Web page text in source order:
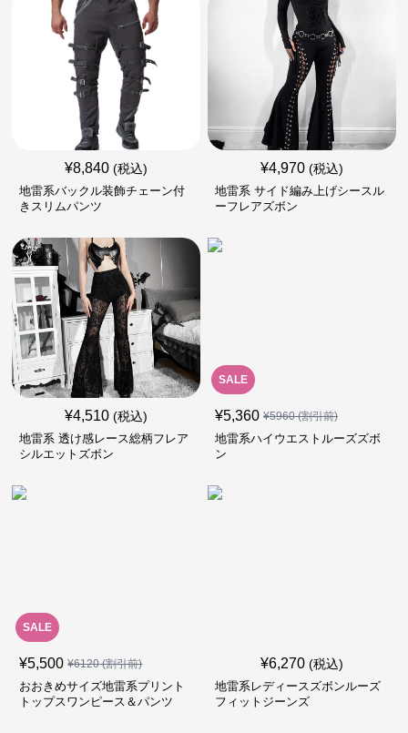
¥8,840 (税込)
地雷系バックル装飾チェーン付
きスリムパンツ
¥4,970 (税込)
地雷系 サイド編み上げシースル
ーフレアズボン
¥4,510 (税込)
地雷系 透け感レース総柄フレア
シルエットズボン
SALE
¥5,360 ¥5960(割引前)
地雷系ハイウエストルーズズボ
ン
SALE
¥5,500 ¥6120(割引前)
おおきめサイズ地雷系プリント
トップスワンピース＆パンツ
¥6,270 (税込)
地雷系レディースズボンルーズ
フィットジーンズ